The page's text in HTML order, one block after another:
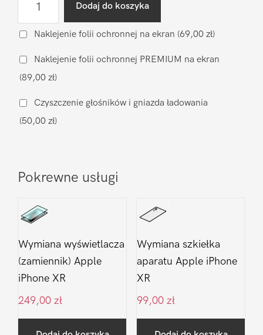
przycisku
Apple
iPhone
XR
Dodaj do koszyka
Naklejenie folii ochronnej na ekran (69,00 zł)
Naklejenie folii ochronnej PREMIUM na ekran
(89,00 zł)
Czyszczenie głośników i gniazda ładowania
(50,00 zł)
Pokrewne usługi
Wymiana wyświetlacza
(zamiennik) Apple
iPhone XR
249,00 zł
Wymiana szkiełka
aparatu Apple iPhone
XR
99,00 zł